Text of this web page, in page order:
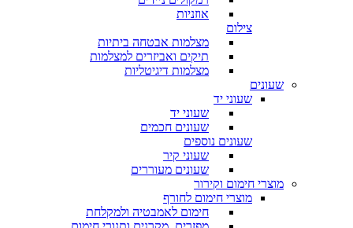
אוזניות
צילום
מצלמות אבטחה ביתיות
תיקים ואביזרים למצלמות
מצלמות דיגיטליות
שעונים
שעוני יד
שעוני יד
שעונים חכמים
שעונים נוספים
שעוני קיר
שעונים מעוררים
מוצרי חימום וקירור
מוצרי חימום לחורף
חימום לאמבטיה ולמקלחת